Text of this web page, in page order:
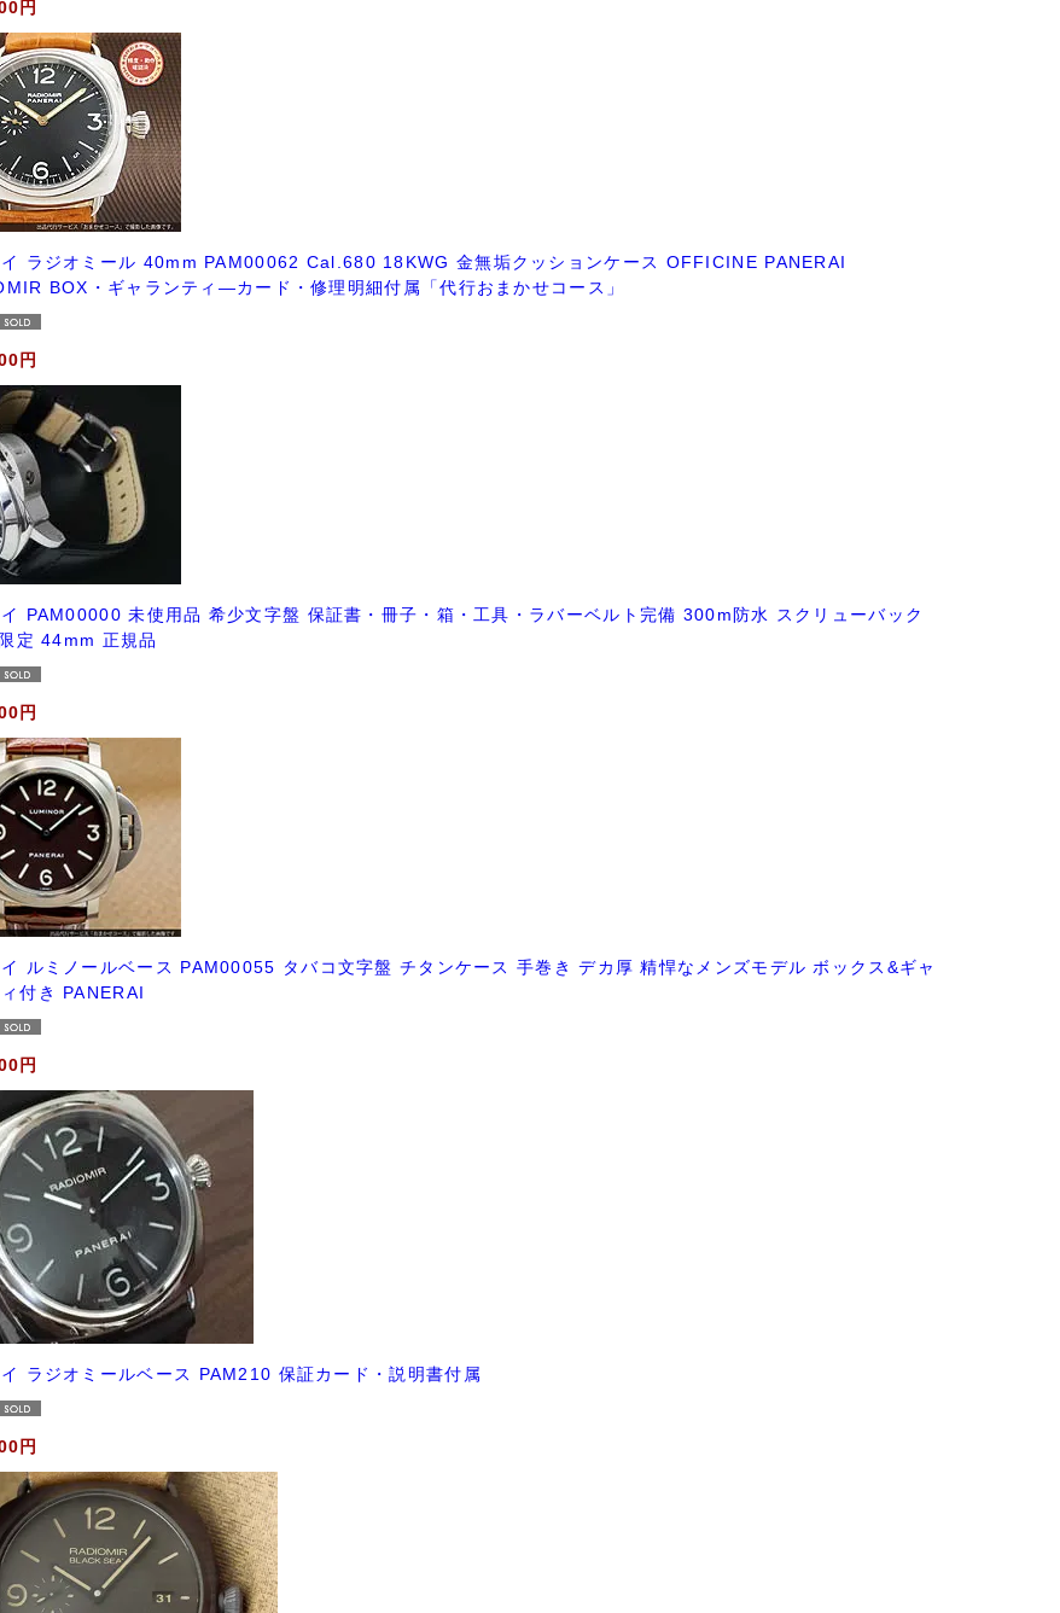
円
ラジオミール 40mm PAM00062 Cal.680 18KWG 金無垢クッションケース OFFICINE PANERAI
BOX・ギャランティ―カード・修理明細付属「代行おまかせコース」
円
PAM00000 未使用品 希少文字盤 保証書・冊子・箱・工具・ラバーベルト完備 300m防水 スクリューバック
定 44mm 正規品
円
ルミノールベース PAM00055 タバコ文字盤 チタンケース 手巻き デカ厚 精悍なメンズモデル ボックス&ギャ
付き PANERAI
円
ラジオミールベース PAM210 保証カード・説明書付属
円